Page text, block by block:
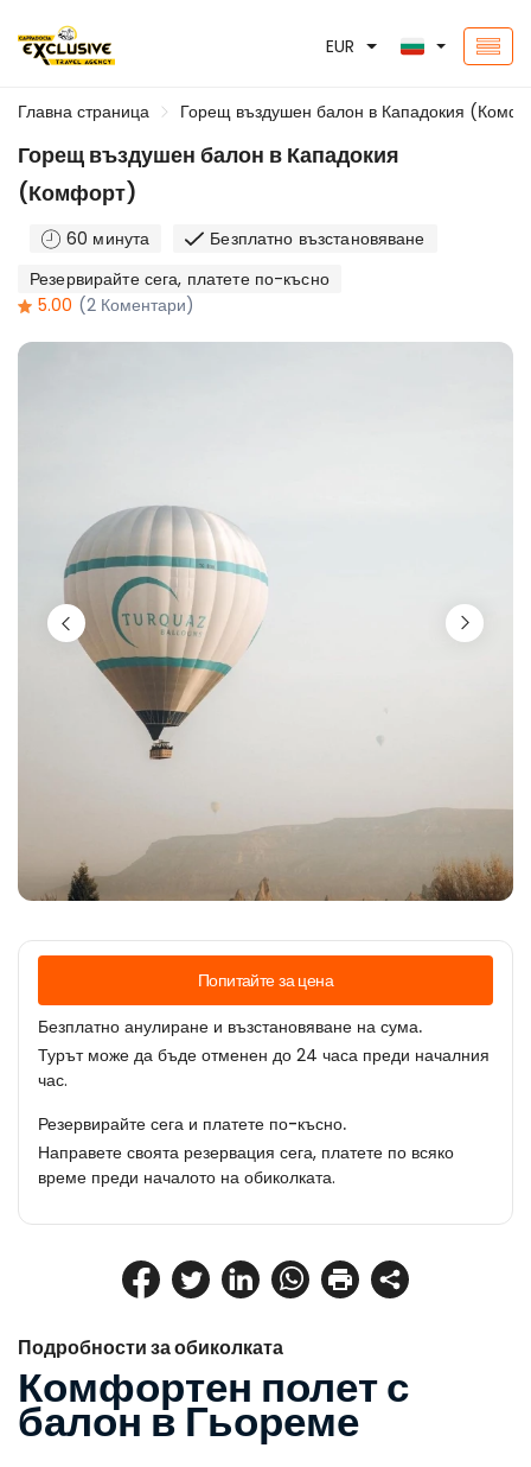
EUR
Главна страница Горещ въздушен балон в Кападокия
Горещ въздушен балон в Кападокия
(Комфорт)
60 минута
Безплатно възстановяване
Резервирайте сега, платете по-късно
5.00 (2 Коментари)
Подробности за обиколката
Комфортен полет с
балон в Гьореме
Попитайте за цена
Безплатно анулиране и възстановяване на сума.
Турът може да бъде отменен до 24 часа преди началния
час.
Резервирайте сега и платете по-късно.
Направете своята резервация сега, платете по всяко
време преди началото на обиколката.